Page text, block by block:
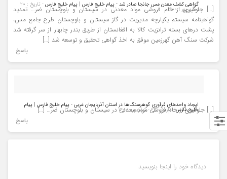
گواهی کشف معدن مس جانجا صادر شد - پیام خلیج فارس | پیام خلیج فارس - تاریخ : ۲۰
- شهریور - ۱۴۰۰
[…] جلوگیری از خام فروشی مواد معدنی در سیستان و بلوچستان ضر… تمدید
گواهینامه سیستم یکپارچه مدیریت در گاز سیستان و بلوچستان طرح جامع مس،
پشت درهای بسته ترانزیت کالا به افغانستان از طریق بندر چابهار از سر گرفته شد
شرکت سنگ آهن گهرزمین موفق به اخذ گواهی تحقیق و توسعه شد […]
پاسخ
ایجاد واحدهای فرآوری گوهرسنگ‌ها در استان آذربایجان غربی - پیام خلیج فارس | پیام
خلیج فارس- تاریخ : ۲۴ - شهریور - ۱۴۰۰
[…] جلوگیری از خام فروشی مواد معدنی در سیستان و بلوچستان ضر… […]
پاسخ
دیدگاه خود را اینجا بنویسید